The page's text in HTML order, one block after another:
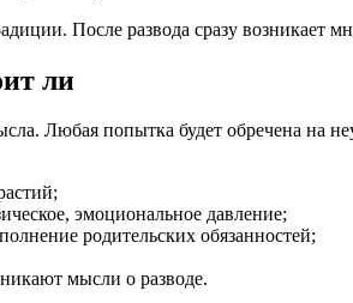
После развода сразу возникает
ли
Любая попытка будет обречена на
эмоциональное давление;
родительских обязанностей;
мысли о разводе.